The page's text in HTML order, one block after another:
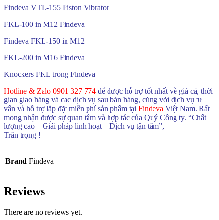
Findeva VTL-155 Piston Vibrator
FKL-100 in M12 Findeva
Findeva FKL-150 in M12
FKL-200 in M16 Findeva
Knockers FKL trong Findeva
Hotline & Zalo 0901 327 774 để được hỗ trợ tốt nhất về giá cả, thời
gian giao hàng và các dịch vụ sau bán hàng, cùng với dịch vụ tư
vấn và hỗ trợ lắp đặt miễn phí sản phẩm tại Findeva Việt Nam. Rất
mong nhận được sự quan tâm và hợp tác của Quý Công ty. “Chất
lượng cao – Giải pháp linh hoạt – Dịch vụ tận tâm”,
Trân trọng !
Brand Findeva
Reviews
There are no reviews yet.